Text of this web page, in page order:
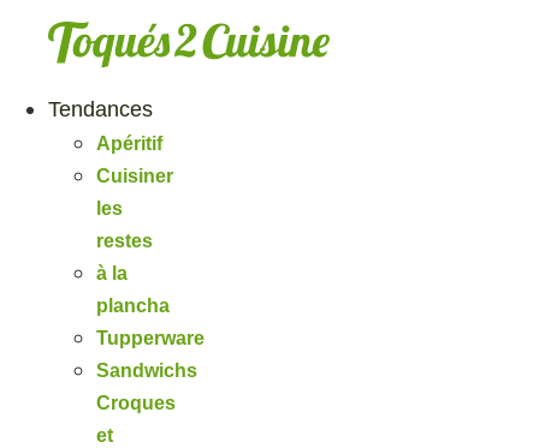
Tendances
Apéritif
Cuisiner
les
restes
à la
plancha
Tupperware
Sandwichs
Croques
et